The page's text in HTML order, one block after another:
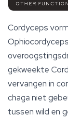
OTHER
Cordyceps
gekweekte
vervangen in
chaga niet
tussen wild en